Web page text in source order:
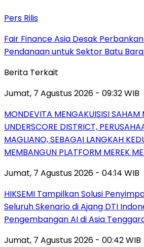
Pers Rilis
Fair Finance Asia Desak
Pendanaan untuk Sektor Batu Bara
Berita Terkait
Jumat, 7 Agustus 2026 - 09:32 WIB
MONDEVITA MENGAKUISISI SAHAM
UNDERSCORE DISTRICT,
MAGLIANO, SEBAGAI LANGKAH
MEMBANGUN PLATFORM MEREK
Jumat, 7 Agustus 2026 - 04:14 WIB
HIKSEMI Tampilkan Solusi
Seluruh Skenario di Ajang DTI
Pengembangan AI di Asia
Jumat, 7 Agustus 2026 - 00:42 WIB